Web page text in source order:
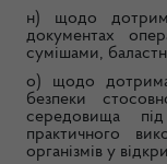
н) щодо
документах
сумішами,
о) щодо
безпеки
середовища
практичного
організмів у